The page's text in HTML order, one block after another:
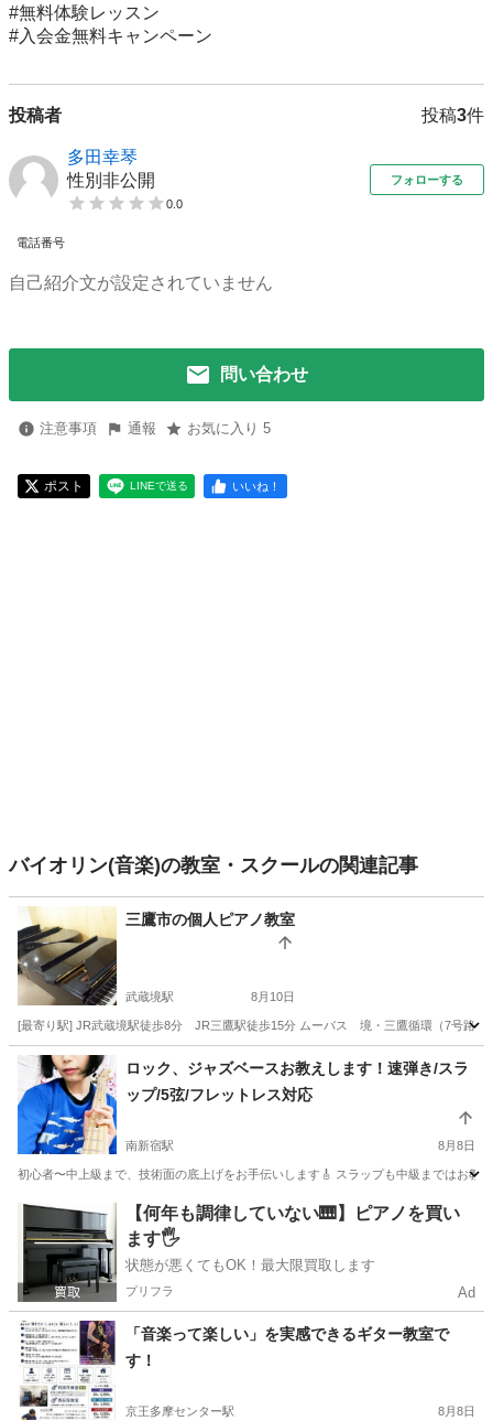
#無料体験レッスン
#入会金無料キャンペーン
投稿者 投稿3件
多田幸琴
性別非公開
0.0
フォローする
電話番号
自己紹介文が設定されていません
問い合わせ
注意事項 通報 お気に入り 5
ポスト LINEで送る いいね！
バイオリン(音楽)の教室・スクールの関連記事
三鷹市の個人ピアノ教室
武蔵境駅 8月10日
[最寄り駅] JR武蔵境駅徒歩8分 JR三鷹駅徒歩15分 ムーバス 境・三鷹循環（7号路
東京 三鷹市 武蔵境駅 ピアノ レッスン
ロック、ジャズベースお教えします！速弾き/スラ
ップ/5弦/フレットレス対応
南新宿駅 8月8日
初心者〜中上級まで、技術面の底上げをお手伝いします🎸 スラップも中級まではお
東京 渋谷区 南新宿駅 ベース スラップ
【何年も調律していない🎹】ピアノを買い
ます🖐️
状態が悪くてもOK！最大限買取します
プリフラ Ad
「音楽って楽しい」を実感できるギター教室で
す！
京王多摩センター駅 8月8日